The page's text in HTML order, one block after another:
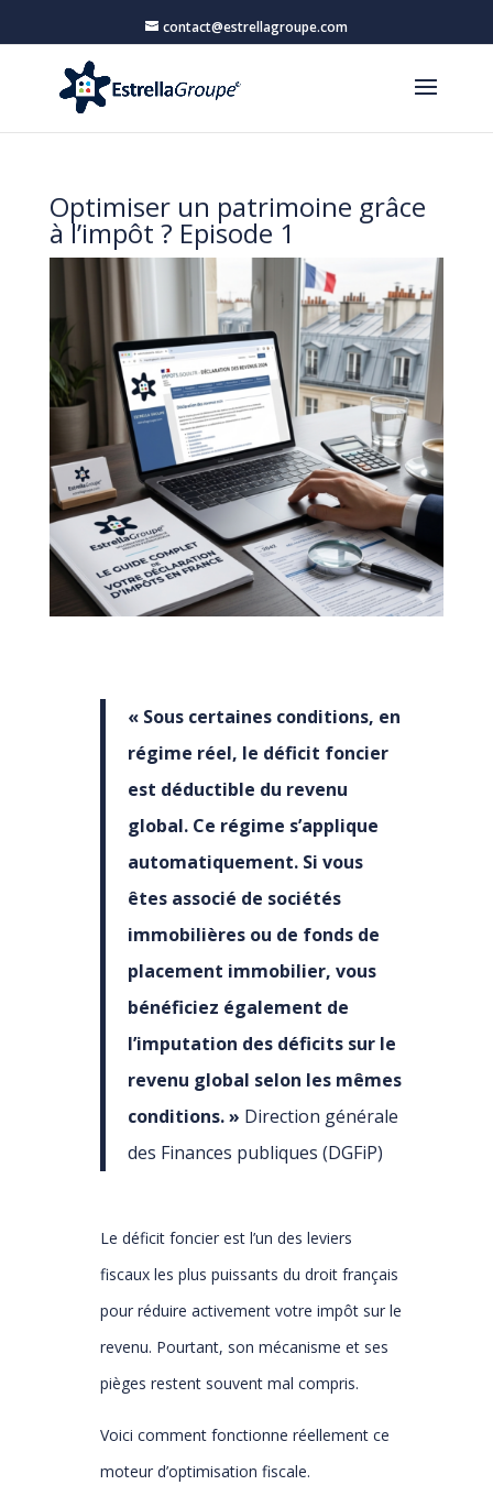
contact@estrellagroupe.com
Optimiser un patrimoine grâce
à l’impôt ? Episode 1
« Sous certaines conditions, en
régime réel, le déficit foncier
est déductible du revenu
global. Ce régime s’applique
automatiquement. Si vous
êtes associé de sociétés
immobilières ou de fonds de
placement immobilier, vous
bénéficiez également de
l’imputation des déficits sur le
revenu global selon les mêmes
conditions. » Direction générale
des Finances publiques (DGFiP)
Le déficit foncier est l’un des leviers
fiscaux les plus puissants du droit français
pour réduire activement votre impôt sur le
revenu. Pourtant, son mécanisme et ses
pièges restent souvent mal compris.
Voici comment fonctionne réellement ce
moteur d’optimisation fiscale.